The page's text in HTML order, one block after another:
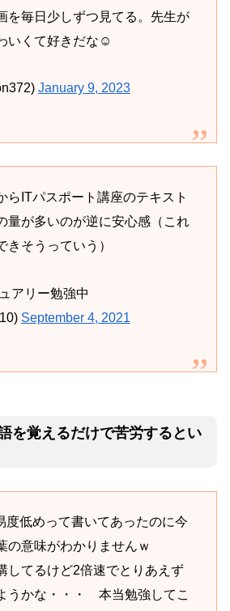
を毎日少しずつ見てる。先生が
いくて好きだな☺️
January 9, 2023
らITパスポート講座のテキスト
量が多いのが逆に安心感（これ
きそうっていう）
アリー勉強中
September 4, 2021
を覚えるだけで苦労するとい
度低めって書いてあったのに今
の意味がわかりませんｗ
してるけど2倍速でとりあえず
うかな・・・ 本当勉強してこ